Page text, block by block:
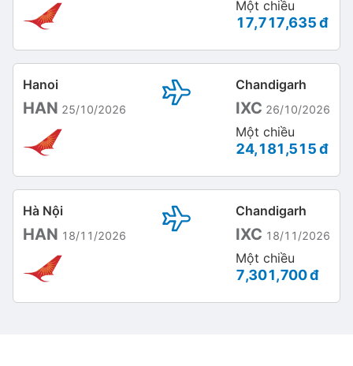
Một chiều
17,717,635 đ
Hanoi
HAN 25/10/2026
Chandigarh
IXC 26/10/2026
Một chiều
24,181,515 đ
Hà Nội
HAN 18/11/2026
Chandigarh
IXC 18/11/2026
Một chiều
7,301,700 đ